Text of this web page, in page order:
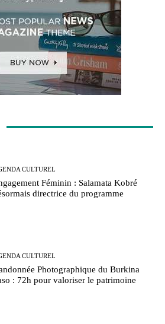
CULTUREL
Féminin : Salamata Kobré
directrice du programme
CULTUREL
Photographique du Burkina
: 72h pour valoriser le patrimoine